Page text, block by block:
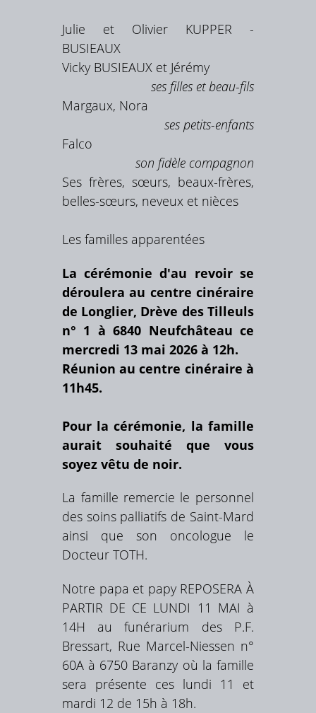
Julie et Olivier KUPPER -
BUSIEAUX
Vicky BUSIEAUX et Jérémy
ses filles et beau-fils
Margaux, Nora
ses petits-enfants
Falco
son fidèle compagnon
Ses frères, sœurs, beaux-frères,
belles-sœurs, neveux et nièces
Les familles apparentées
La cérémonie d'au revoir se
déroulera au centre cinéraire
de Longlier, Drève des Tilleuls
n° 1 à 6840 Neufchâteau ce
mercredi 13 mai 2026 à 12h.
Réunion au centre cinéraire à
11h45.
Pour la cérémonie, la famille
aurait souhaité que vous
soyez vêtu de noir.
La famille remercie le personnel
des soins palliatifs de Saint-Mard
ainsi que son oncologue le
Docteur TOTH.
Notre papa et papy REPOSERA À
PARTIR DE CE LUNDI 11 MAI à
14H au funérarium des P.F.
Bressart, Rue Marcel-Niessen n°
60A à 6750 Baranzy où la famille
sera présente ces lundi 11 et
mardi 12 de 15h à 18h.